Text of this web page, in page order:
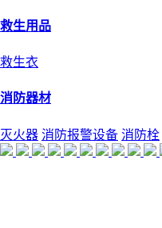
救生用品
救生衣
消防器材
灭火器 消防报警设备 消防栓